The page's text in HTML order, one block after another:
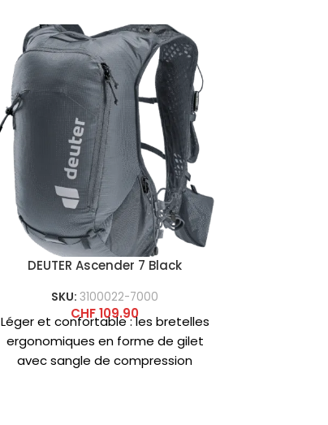
DEUTER Ascender 7 Black
SKU:3100022-7000
CHF109.90
Léger et confortable : les bretelles
ergonomiques en forme de gilet
avec sangle de compression